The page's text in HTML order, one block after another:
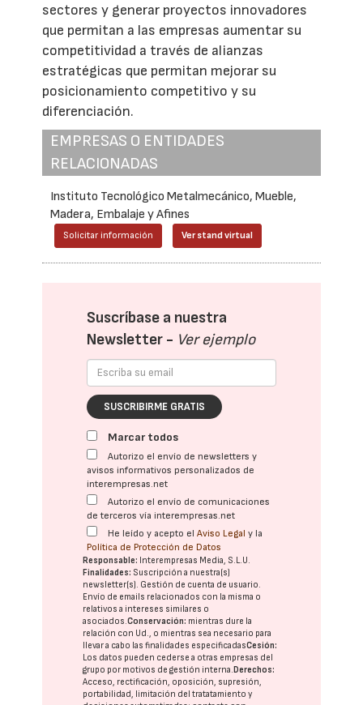
sectores y generar proyectos innovadores
que permitan a las empresas aumentar su
competitividad a través de alianzas
estratégicas que permitan mejorar su
posicionamiento competitivo y su
diferenciación.
EMPRESAS O ENTIDADES
RELACIONADAS
Instituto Tecnológico Metalmecánico, Mueble,
Madera, Embalaje y Afines
Solicitar información Ver stand virtual
Suscríbase a nuestra
Newsletter - Ver ejemplo
SUSCRIBIRME GRATIS
Marcar todos
Autorizo el envío de newsletters y
avisos informativos personalizados de
interempresas.net
Autorizo el envío de comunicaciones
de terceros vía interempresas.net
He leído y acepto elAviso Legal y la
Política de Protección de Datos
Responsable: Interempresas Media, S.L.U.
Finalidades: Suscripción a nuestra(s)
newsletter(s). Gestión de cuenta de usuario.
Envío de emails relacionados con la misma o
relativos a intereses similares o
asociados.Conservación: mientras dure la
relación con Ud., o mientras sea necesario para
llevar a cabo las finalidades especificadasCesión:
Los datos pueden cederse a otras empresas del
grupo por motivos de gestión interna.Derechos:
Acceso, rectificación, oposición, supresión,
portabilidad, limitación del tratatamiento y